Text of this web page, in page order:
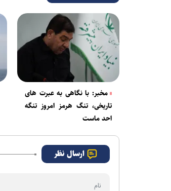
مخبر: با نگاهی به عبرت های
تاریخی، تنگ هرمز امروز تنگه
احد ماست
ارسال نظر